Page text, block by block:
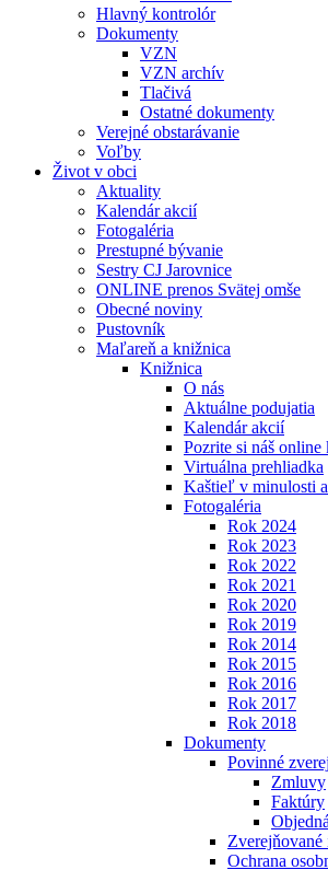
Hlavný kontrolór
Dokumenty
VZN
VZN archív
Tlačivá
Ostatné dokumenty
Verejné obstarávanie
Voľby
Život v obci
Aktuality
Kalendár akcií
Fotogaléria
Prestupné bývanie
Sestry CJ Jarovnice
ONLINE prenos Svätej omše
Obecné noviny
Pustovník
Maľareň a knižnica
Knižnica
O nás
Aktuálne podujatia
Kalendár akcií
Pozrite si náš online
Virtuálna prehliadka
Kaštieľ v minulosti
Fotogaléria
Rok 2024
Rok 2023
Rok 2022
Rok 2021
Rok 2020
Rok 2019
Rok 2014
Rok 2015
Rok 2016
Rok 2017
Rok 2018
Dokumenty
Povinné
Zmluvy
Faktúry
Ochrana